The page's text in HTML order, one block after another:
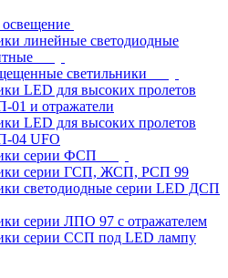
линейные светодиодные
светильники
LED для высоких пролетов
01 и отражатели
LED для высоких пролетов
04 UFO
серии ФСП
серии ГСП, ЖСП, РСП 99
светодиодные серии LED ДСП
серии ЛПО 97 с отражателем
серии ССП под LED лампу